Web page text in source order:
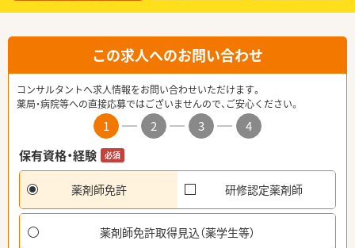
この求人へのお問い合わせ
コンサルタントへ求人情報をお問い合わせいただけます。
薬局・病院等への直接応募ではございませんので、ご安心ください。
1 2 3
4
保有資格・経験
必須
薬剤師免許 研修認定薬剤師
薬剤師免許取得見込（薬学生等）